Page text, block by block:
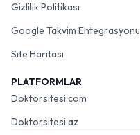
Gizlilik Politikası
Google Takvim Entegrasyonu
Site Haritası
PLATFORMLAR
Doktorsitesi.com
Doktorsitesi.az